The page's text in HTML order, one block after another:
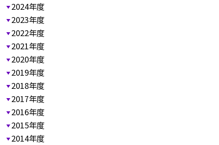
2024年度
2023年度
2022年度
2021年度
2020年度
2019年度
2018年度
2017年度
2016年度
2015年度
2014年度